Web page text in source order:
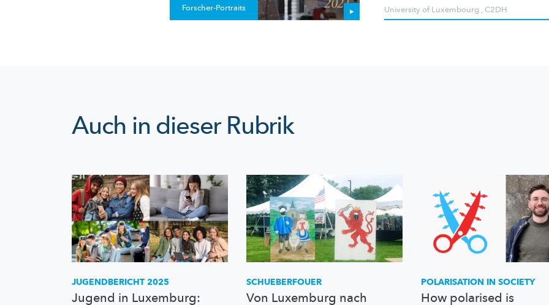
Forscher-Portraits University of Luxembourg ,C2DH
Auch in dieser Rubrik
JUGENDBERICHT 2025
Jugend in Luxemburg:
SCHUEBERFOUER
Von Luxemburg nach
POLARISATION IN SOCIETY
How polarised is